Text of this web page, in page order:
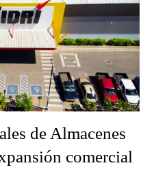
de Almacenes
comercial